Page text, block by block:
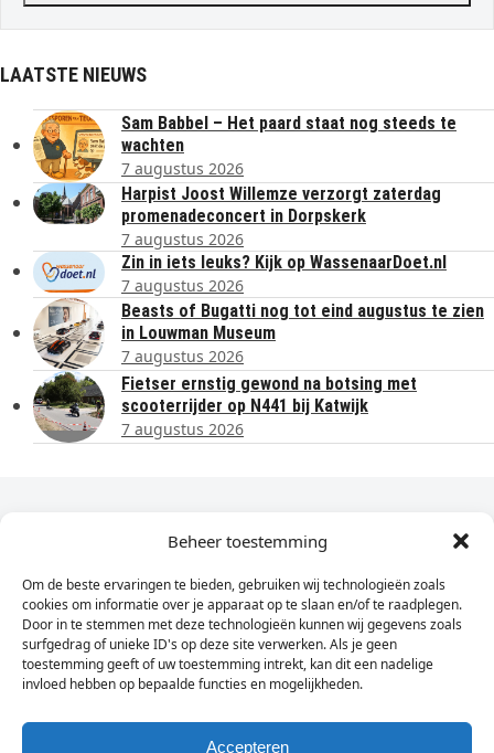
Beheer toestemming
Om de beste ervaringen te bieden, gebruiken wij technologieën zoals
cookies om informatie over je apparaat op te slaan en/of te raadplegen.
Door in te stemmen met deze technologieën kunnen wij gegevens zoals
surfgedrag of unieke ID's op deze site verwerken. Als je geen
toestemming geeft of uw toestemming intrekt, kan dit een nadelige
invloed hebben op bepaalde functies en mogelijkheden.
Accepteren
LAATSTE NIEUWS
Sam Babbel – Het paard staat nog steeds te
wachten
7 augustus 2026
Harpist Joost Willemze verzorgt zaterdag
promenadeconcert in Dorpskerk
7 augustus 2026
Zin in iets leuks? Kijk op WassenaarDoet.nl
7 augustus 2026
Beasts of Bugatti nog tot eind augustus te zien
in Louwman Museum
7 augustus 2026
Fietser ernstig gewond na botsing met
scooterrijder op N441 bij Katwijk
7 augustus 2026
Dagelijks het laatste nieuws in je e-mail?
Vul
hier
je
e-
mailadres
in
Sign Up